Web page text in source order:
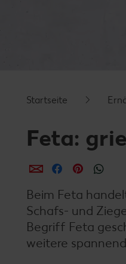
Startseite
Feta:
per E-Mail teilen
per per
Beim Feta
Schafs- und
Begriff Feta
weitere